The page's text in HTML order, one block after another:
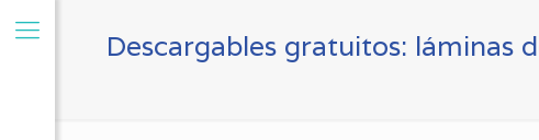
Descargables gratuitos: láminas